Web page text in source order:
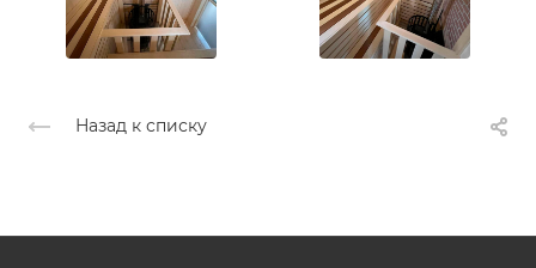
Назад к списку